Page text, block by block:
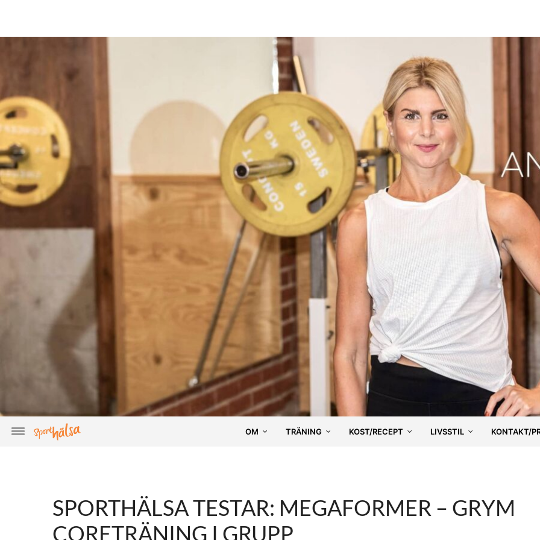
OM TRÄNING KOST/RECEPT LIVSSTIL KONTAKT/
SPORTHÄLSA TESTAR: MEGAFORMER – GRYM
CORETRÄNING I GRUPP